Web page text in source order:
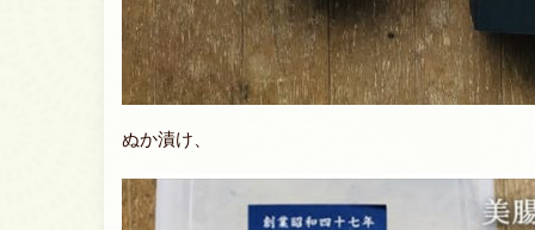
ぬか漬け、